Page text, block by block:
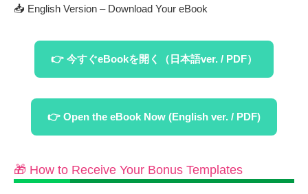
📥 English Version – Download Your eBook
👉 今すぐeBookを開く（日本語ver. / PDF）
👉 Open the eBook Now (English ver. / PDF)
🎁 How to Receive Your Bonus Templates